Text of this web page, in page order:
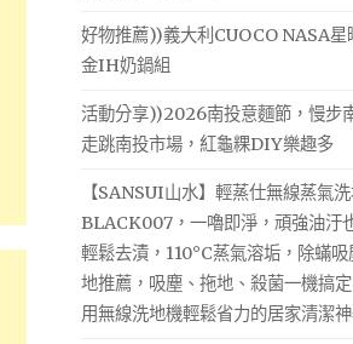
好物推薦))義大利CUOCO NASA星
金IH奶鍋組
活動分享))2026南投意麵節，慢步
走跳南投市場，紅龜粿DIY樂趣多
【SANSUI山水】輕蒸仕無線蒸氣
BLACK007，一嚕即淨，頑強油汙
輕鬆去漬，110°C蒸氣溶垢，除蟎吸
地推薦，吸塵、拖地、殺菌一機搞
用無線洗地機輕鬆省力的居家清潔